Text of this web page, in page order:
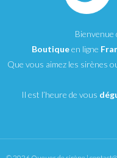
Bienvenue
Boutiqueen ligne
Que vous aimez les sirènes
Il est l’heure de vous